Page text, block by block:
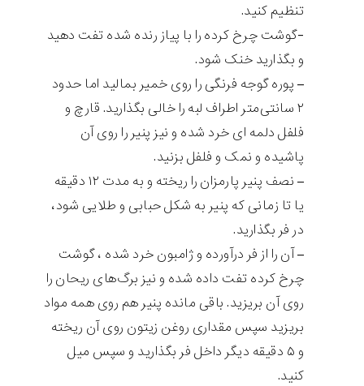
تنظیم کنید.
-گوشت چرخ کرده را با پیاز رنده شده تفت دهید
و بگذارید خنک شود.
– پوره گوجه فرنگی را روی خمیر بمالید اما حدود
۲ سانتی‌متر اطراف لبه را خالی بگذارید. قارچ و
فلفل دلمه ای خرد شده و نیز پنیر را روی آن
پاشیده و نمک و فلفل بزنید.
– نصف پنیر پارمزان را ریخته و به مدت ۱۲ دقیقه
یا تا زمانی که پنیر به شکل حبابی و طلایی شود،
در فر بگذارید.
– آن را از فر درآورده و ژامبون خرد شده ، گوشت
چرخ کرده تفت داده شده و نیز برگ‌های ریحان را
روی آن بریزید. باقی مانده پنیر هم روی همه مواد
بریزید سپس مقداری روغن زیتون روی آن ریخته
و ۵ دقیقه دیگر داخل فر بگذارید و سپس میل
کنید.